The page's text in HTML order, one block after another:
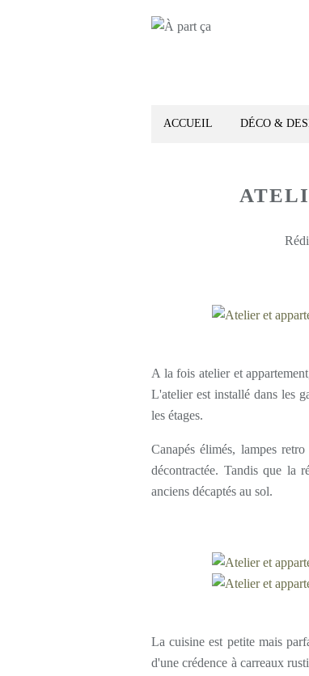
ACCUEIL DÉCO &
A la fois atelier et
L'atelier est installé dans les
les étages.
Canapés élimés, lampes
décontractée. Tandis que la
anciens décaptés au sol.
La cuisine est petite mais
d'une crédence à carreaux